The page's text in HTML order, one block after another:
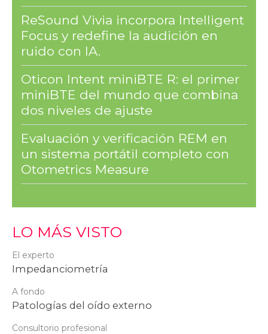
ReSound Vivia incorpora Intelligent
Focus y redefine la audición en
ruido con IA.
Oticon Intent miniBTE R: el primer
miniBTE del mundo que combina
dos niveles de ajuste
Evaluación y verificación REM en
un sistema portátil completo con
Otometrics Measure
LO MÁS VISTO
El experto
Impedanciometría
A fondo
Patologías del oído externo
Consultorio profesional